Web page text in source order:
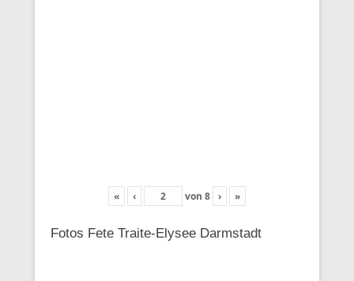
« ‹ von 8 › »
Fotos Fete Traite-Elysee Darmstadt